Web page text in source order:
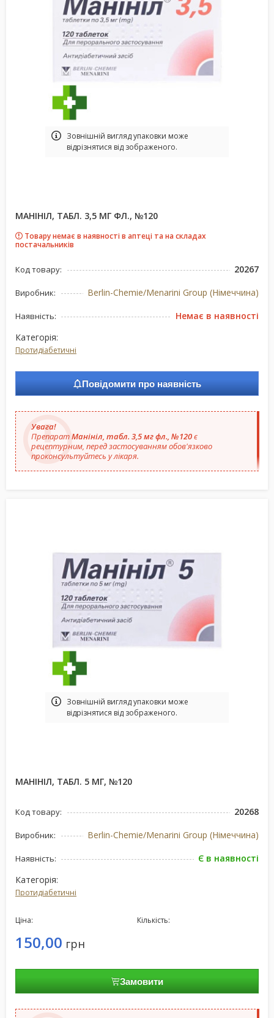
Зовнішній вигляд упаковки може
відрізнятися від зображеного.
МАНІНІЛ, ТАБЛ. 3,5 МГ ФЛ., №120
Товару немає в наявності в аптеці та на складах
постачальників
Код товару: 20267
Виробник: Berlin-Chemie/Menarini Group (Німеччина)
Наявність:
Немає в наявності
Категорія:
Протидіабетичні
Повідомити про наявність
Увага!
ПрепаратМанініл, табл. 3,5 мг фл., №120є
рецептурним, перед застосуванням обов'язково
проконсультуйтесь у лікаря.
Зовнішній вигляд упаковки може
відрізнятися від зображеного.
МАНІНІЛ, ТАБЛ. 5 МГ, №120
Код товару: 20268
Виробник: Berlin-Chemie/Menarini Group (Німеччина)
Наявність:
Є в наявності
Категорія:
Протидіабетичні
Ціна:
150,00 грн
Кількість:
Замовити